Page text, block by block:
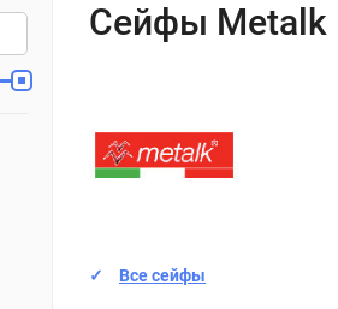
Сейфы Metalk
Все сейфы